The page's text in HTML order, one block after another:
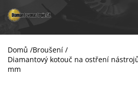
na
obsah
Domů /Broušení /
Diamantový kotouč na ostření
mm
š
Zpět
Zpět
C
o